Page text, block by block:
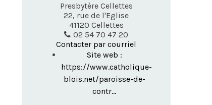
Presbytère Cellettes
22, rue de l'Eglise
41120 Cellettes
02 54 70 47 20
Contacter par courriel
Site web :
https://www.catholique-
blois.net/paroisse-de-
contr...